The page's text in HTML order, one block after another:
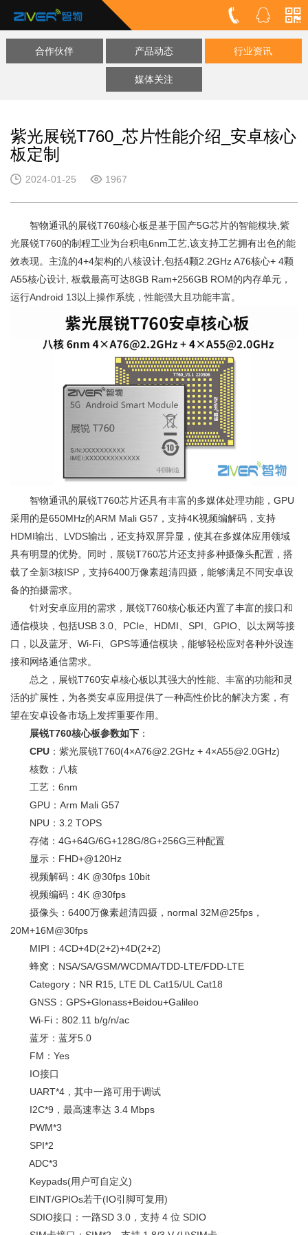
合作伙伴 产品动态 行业资讯
媒体关注
紫光展锐T760_芯片性能介绍_安卓核心
板定制
2024-01-25 1967
智物通讯的展锐T760核心板是基于国产5G芯片的智能模块,紫
光展锐T760的制程工业为台积电6nm工艺,该支持工艺拥有出色的能
效表现。主流的4+4架构的八核设计,包括4颗2.2GHz A76核心+ 4颗
A55核心设计, 板载最高可达8GB Ram+256GB ROM的内存单元，
运行Android 13以上操作系统，性能强大且功能丰富。
智物通讯的展锐T760芯片还具有丰富的多媒体处理功能，GPU
采用的是650MHz的ARM Mali G57，支持4K视频编解码，支持
HDMI输出、LVDS输出，还支持双屏异显，使其在多媒体应用领域
具有明显的优势。同时，展锐T760芯片还支持多种摄像头配置，搭
载了全新3核ISP，支持6400万像素超清四摄，能够满足不同安卓设
备的拍摄需求。
针对安卓应用的需求，展锐T760核心板还内置了丰富的接口和
通信模块，包括USB 3.0、PCIe、HDMI、SPI、GPIO、以太网等接
口，以及蓝牙、Wi-Fi、GPS等通信模块，能够轻松应对各种外设连
接和网络通信需求。
总之，展锐T760安卓核心板以其强大的性能、丰富的功能和灵
活的扩展性，为各类安卓应用提供了一种高性价比的解决方案，有
望在安卓设备市场上发挥重要作用。
展锐T760核心板参数如下 ：
CPU ：紫光展锐T760(4×A76@2.2GHz + 4×A55@2.0GHz)
核数：八核
工艺：6nm
GPU：Arm Mali G57
NPU：3.2 TOPS
存储：4G+64G/6G+128G/8G+256G三种配置
显示：FHD+@120Hz
视频解码：4K @30fps 10bit
视频编码：4K @30fps
摄像头：6400万像素超清四摄，normal 32M@25fps，
20M+16M@30fps
MIPI：4CD+4D(2+2)+4D(2+2)
蜂窝：NSA/SA/GSM/WCDMA/TDD-LTE/FDD-LTE
Category：NR R15, LTE DL Cat15/UL Cat18
GNSS：GPS+Glonass+Beidou+Galileo
Wi-Fi：802.11 b/g/n/ac
蓝牙：蓝牙5.0
FM：Yes
IO接口
UART*4，其中一路可用于调试
I2C*9，最高速率达 3.4 Mbps
PWM*3
SPI*2
ADC*3
Keypads(用户可自定义)
EINT/GPIOs若干(IO引脚可复用)
SDIO接口：一路SD 3.0，支持 4 位 SDIO